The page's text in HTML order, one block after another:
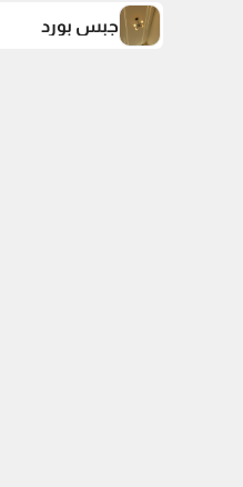
جبس بورد